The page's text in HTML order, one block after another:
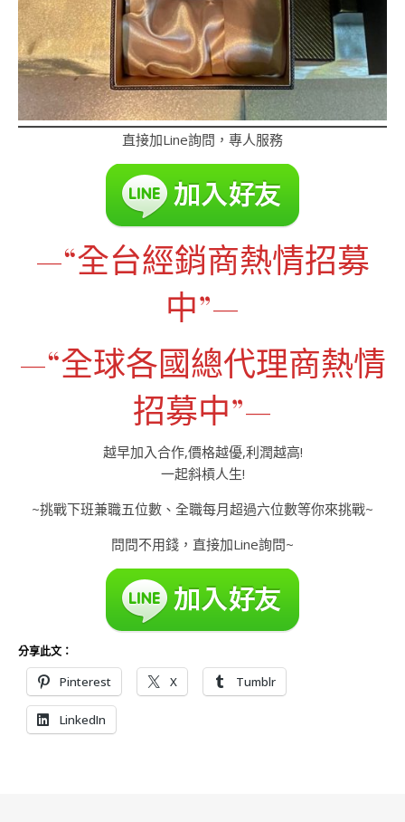
直接加Line詢問，專人服務
—“全台經銷商熱情招募
中”—
—“全球各國總代理商熱情
招募中”—
越早加入合作,價格越優,利潤越高!
一起斜槓人生!
~挑戰下班兼職五位數、全職每月超過六位數等你來挑戰~
問問不用錢，直接加Line詢問~
分享此文：
Pinterest X Tumblr
LinkedIn